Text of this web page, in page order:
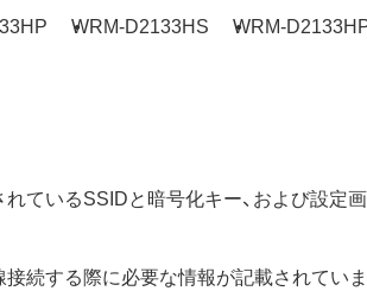
WRM-D2133HS WRM-
ているSSIDと暗号化キー、および設
続する際に必要な情報が記載されていま